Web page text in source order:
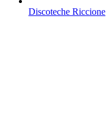
Discoteche Riccione